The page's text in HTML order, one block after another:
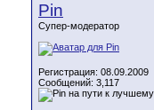
Pin
Супер-модератор
Регистрация: 08.09.2009
Сообщений: 3,117